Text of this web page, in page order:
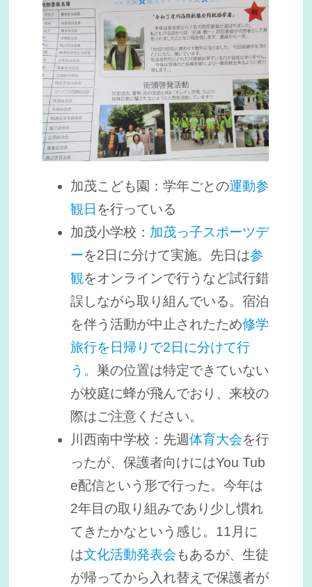
加茂こども園：学年ごとの運動参
観日 を行っている
加茂小学校： 加茂っ子スポーツデ
ーを2日に分けて実施。先日は参
観をオンラインで行うなど試行錯
誤しながら取り組んでいる。宿泊
を伴う活動が中止されたため修学
旅行を日帰りで2日に分けて行
う。巣の位置は特定できていない
が校庭に蜂が飛んでおり、来校の
際はご注意ください。
川西南中学校：先週体育大会を行
ったが、保護者向けにはYou Tub
e配信という形で行った。今年は
2年目の取り組みであり少し慣れ
てきたかなという感じ。11月に
は文化活動発表会もあるが、生徒
が帰ってから入れ替えで保護者が